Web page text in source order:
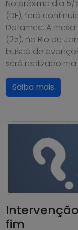
No próximo dia 5/
(DF), terá
Datamec. A
(25), no Rio de
busca de
será realizado
Saiba mais
fim